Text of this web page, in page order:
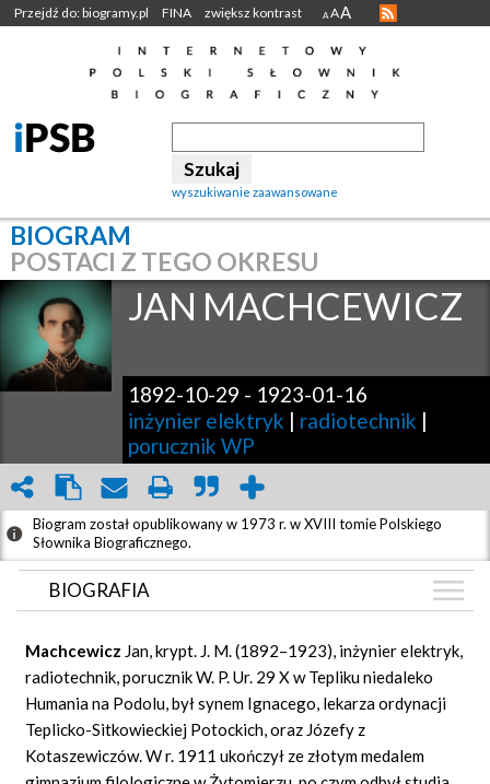
Przejdź do: biogramy.pl FINA zwiększ kontrast A AA
wyszukiwanie zaawansowane
BIOGRAM
POSTACI Z TEGO OKRESU
JAN MACHCEWICZ
1892-10-29 - 1923-01-16
inżynier elektryk | radiotechnik |
porucznik WP
Biogram został opublikowany w 1973 r. w XVIII tomie Polskiego
Słownika Biograficznego.
BIOGRAFIA
GRAF POWIĄZAŃ
DYSKUSJA
Mapa
Machcewicz Jan, krypt. J. M. (1892–1923), inżynier elektryk,
radiotechnik, porucznik W. P. Ur. 29 X w Tepliku niedaleko
Humania na Podolu, był synem Ignacego, lekarza ordynacji
Teplicko-Sitkowieckiej Potockich, oraz Józefy z
Kotaszewiczów. W r. 1911 ukończył ze złotym medalem